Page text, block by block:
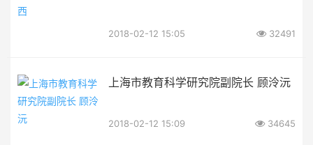
2018-02-12 15:05 32491
上海市教育科学研究院副院长 顾泠沅
2018-02-12 15:09 34645